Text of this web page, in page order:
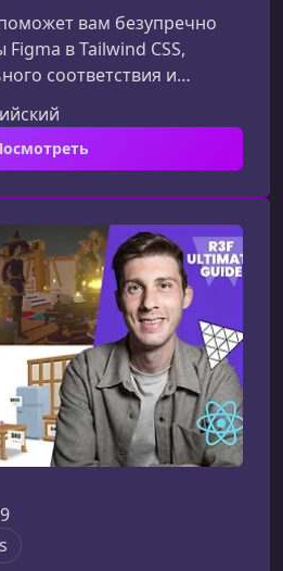
вам безупречно
в Tailwind CSS,
соответствия и
между дизайном и
так, чтобы
анализировать
возможности CSS
интерактивные и
вы узнаете в
сочетает фундаме